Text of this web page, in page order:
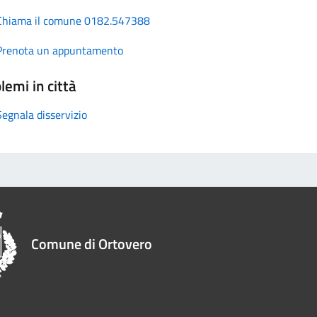
il comune 0182.547388
un appuntamento
in città
disservizio
Comune di Ortovero